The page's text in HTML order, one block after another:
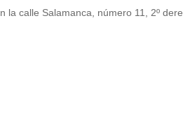
calle Salamanca, número 11, 2º